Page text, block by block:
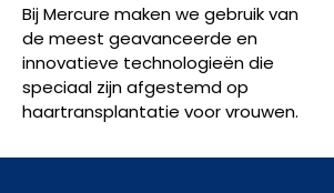
Bij Mercure maken we gebruik van
de meest geavanceerde en
innovatieve technologieën die
speciaal zijn afgestemd op
haartransplantatie voor vrouwen.